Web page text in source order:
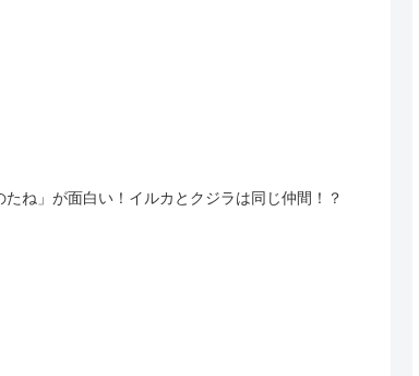
ね」が面白い！イルカとクジラは同じ仲間！？